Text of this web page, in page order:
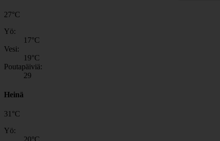
27°C
Yö:
17°C
Vesi:
19°C
Poutapäiviä:
29
Heinä
31°C
Yö: